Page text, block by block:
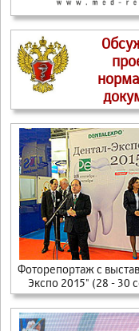
Фоторепортаж с
Экспо 2015" (28 - 30